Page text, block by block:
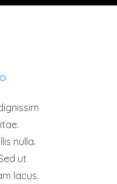
nulla.
ut
lacus.